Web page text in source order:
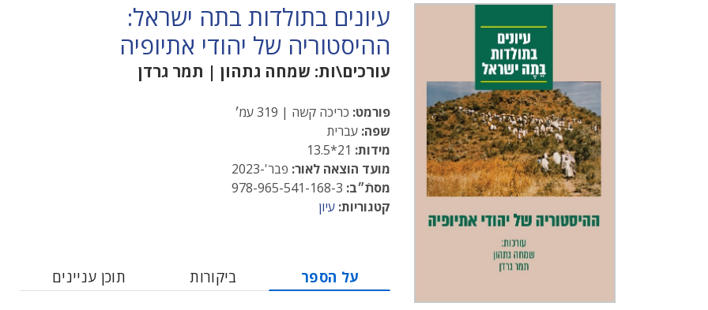
עיונים בתולדות בתה ישראל:
ההיסטוריה של יהודי אתיופיה
עורכים\ות: שמחה גתהון | תמר גרדן
פורמט: כריכה קשה | 319 עמ׳
שפה: עברית
מידות:
מועד הוצאה לאור: פבר'-2023
מסתֿ״ב:
קטגוריות: עיון
על הספר ביקורות תוכן עניינים